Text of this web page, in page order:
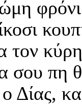
τον
σου πη
Δίας,